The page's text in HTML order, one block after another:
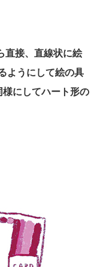
直接、直線状に絵
ようにして絵の具
にしてハート形の